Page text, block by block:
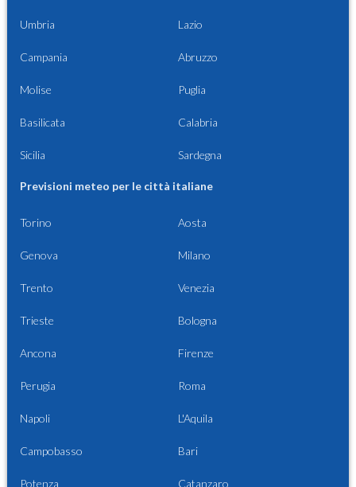
Umbria Lazio
Campania Abruzzo
Molise Puglia
Basilicata Calabria
Sicilia Sardegna
Previsioni meteo per le città italiane
Torino Aosta
Genova Milano
Trento Venezia
Trieste Bologna
Ancona Firenze
Perugia Roma
Napoli L'Aquila
Campobasso Bari
Potenza Catanzaro